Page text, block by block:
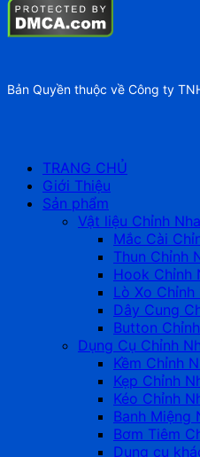
Bản Quyền thuộc về Công ty
TRANG CHỦ
Giới Thiệu
Sản phẩm
Vật liệu Chỉnh Nha
Mắc Cài
Thun Chỉnh
Hook Chỉnh
Lò Xo Chỉnh
Dây Cung
Button
Dụng Cụ Chỉnh
Kềm Chỉnh
Kẹp Chỉnh
Kéo Chỉnh
Banh Miệng
Bơm Tiêm
Dụng cụ